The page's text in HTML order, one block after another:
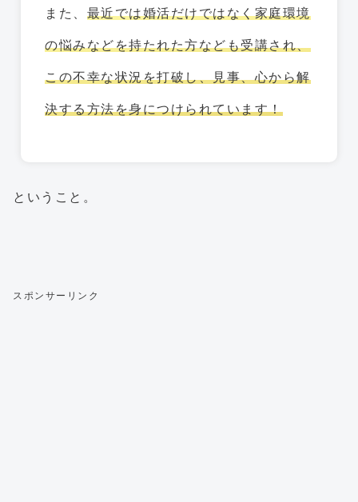
また、 最近では婚活だけではなく家庭環境
の悩みなどを持たれた方なども受講され、
この不幸な状況を打破し、見事、心から解
決する方法を身につけられています！
ということ。
スポンサーリンク